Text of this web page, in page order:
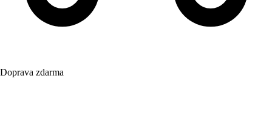
Doprava zdarma